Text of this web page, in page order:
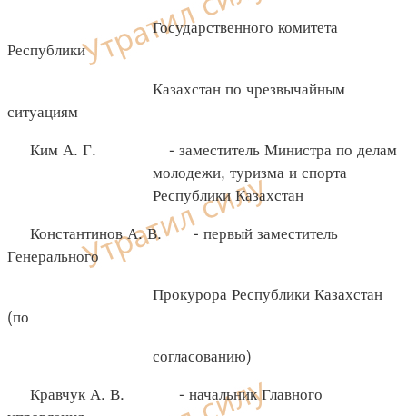
Государственного комитета
Республики
Казахстан по чрезвычайным
ситуациям
Ким А. Г. - заместитель Министра по делам
молодежи, туризма и спорта
Республики Казахстан
Константинов А. В. - первый заместитель
Генерального
Прокурора Республики Казахстан
(по
согласованию)
Кравчук А. В. - начальник Главного